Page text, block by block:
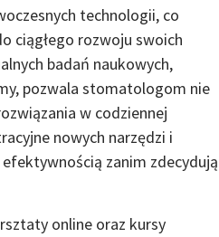
technologii, co
ciągłego rozwoju swoich
badań naukowych,
pozwala stomatologom nie
w codziennej
nowych narzędzi i
zanim zdecydują
online oraz kursy